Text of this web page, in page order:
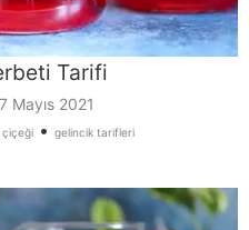
Tarifi
Mayıs 2021
çiçeği• gelincik tarifleri